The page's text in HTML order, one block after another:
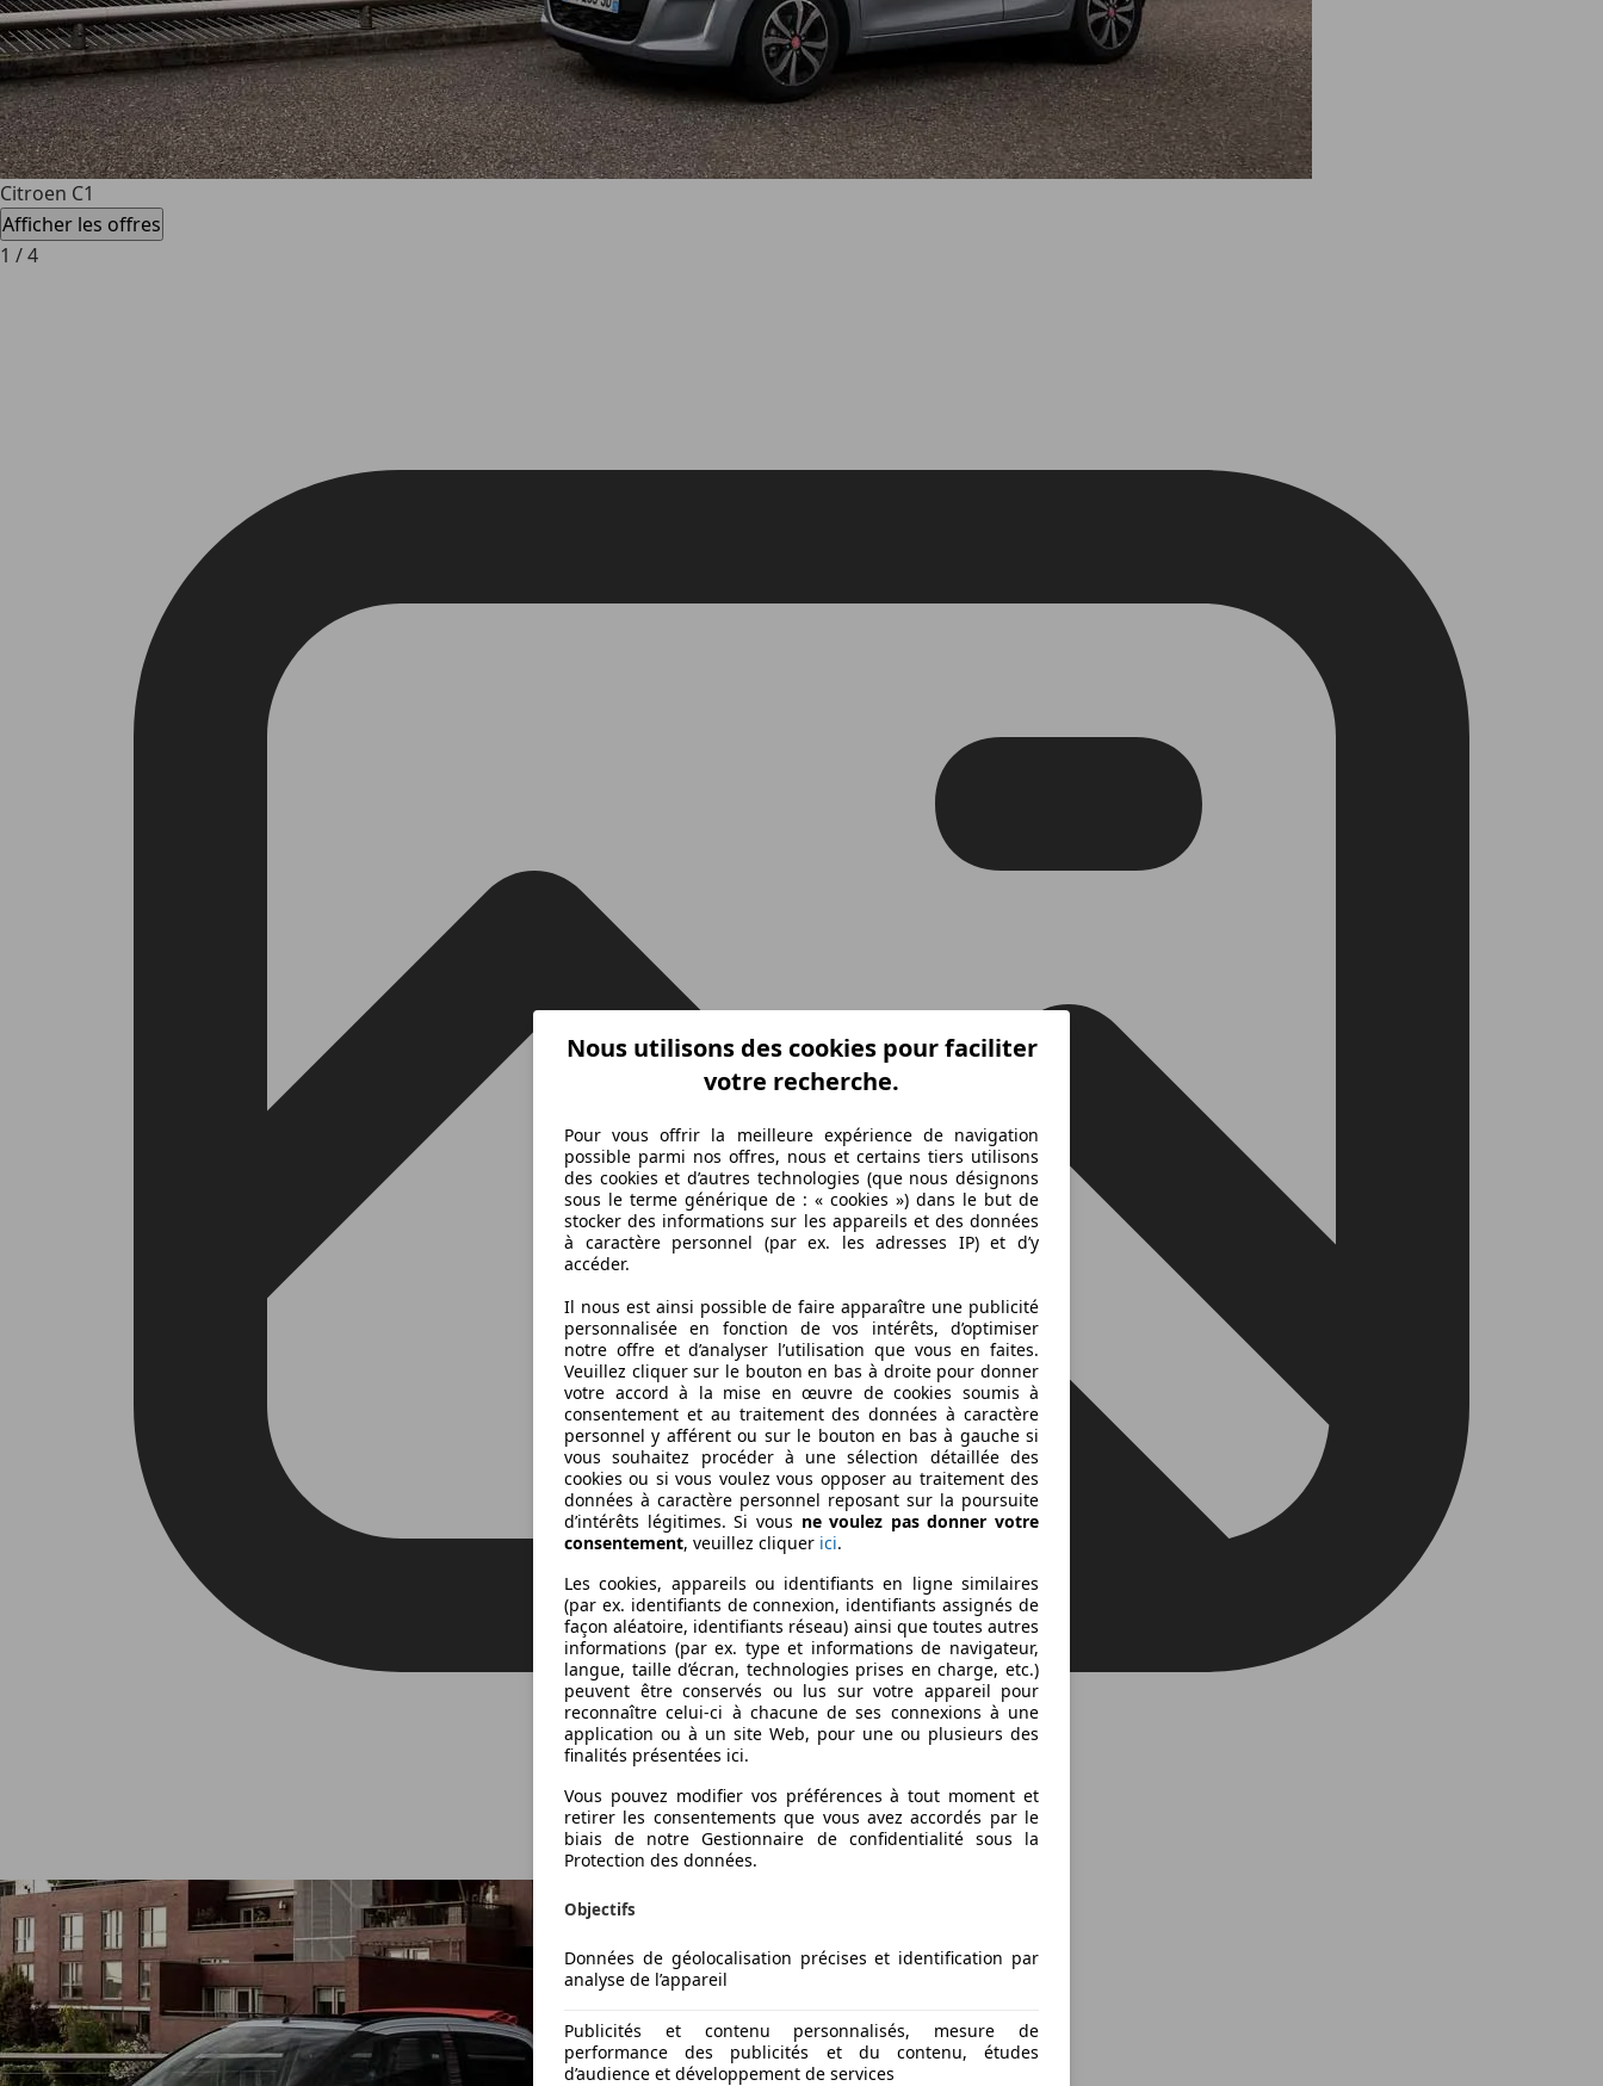
Citroen C1
Afficher les offres
1 /4
Nous utilisons des cookies pour faciliter
votre recherche.
Pour vous offrir la meilleure expérience de navigation
possible parmi nos offres, nous et certains tiers utilisons
des cookies et d’autres technologies (que nous désignons
sous le terme générique de : « cookies ») dans le but de
stocker des informations sur les appareils et des données
à caractère personnel (par ex. les adresses IP) et d’y
accéder.
Il nous est ainsi possible de faire apparaître une publicité
personnalisée en fonction de vos intérêts, d’optimiser
notre offre et d’analyser l’utilisation que vous en faites.
Veuillez cliquer sur le bouton en bas à droite pour donner
votre accord à la mise en œuvre de cookies soumis à
consentement et au traitement des données à caractère
personnel y afférent ou sur le bouton en bas à gauche si
vous souhaitez procéder à une sélection détaillée des
cookies ou si vous voulez vous opposer au traitement des
données à caractère personnel reposant sur la poursuite
d’intérêts légitimes. Si vous ne voulez pas donner votre
consentement, veuillez cliquer ici.
Les cookies, appareils ou identifiants en ligne similaires
(par ex. identifiants de connexion, identifiants assignés de
façon aléatoire, identifiants réseau) ainsi que toutes autres
informations (par ex. type et informations de navigateur,
langue, taille d’écran, technologies prises en charge, etc.)
peuvent être conservés ou lus sur votre appareil pour
reconnaître celui-ci à chacune de ses connexions à une
application ou à un site Web, pour une ou plusieurs des
finalités présentées ici.
Vous pouvez modifier vos préférences à tout moment et
retirer les consentements que vous avez accordés par le
biais de notre Gestionnaire de confidentialité sous la
Protection des données.
Objectifs
Données de géolocalisation précises et identification par
analyse de l’appareil
Publicités et contenu personnalisés, mesure de
performance des publicités et du contenu, études
d’audience et développement de services